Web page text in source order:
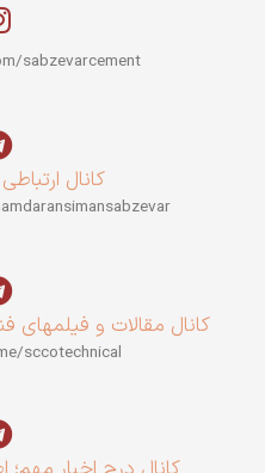
sabzevarcement
کانال
کانال مقالات و
sccotechnical